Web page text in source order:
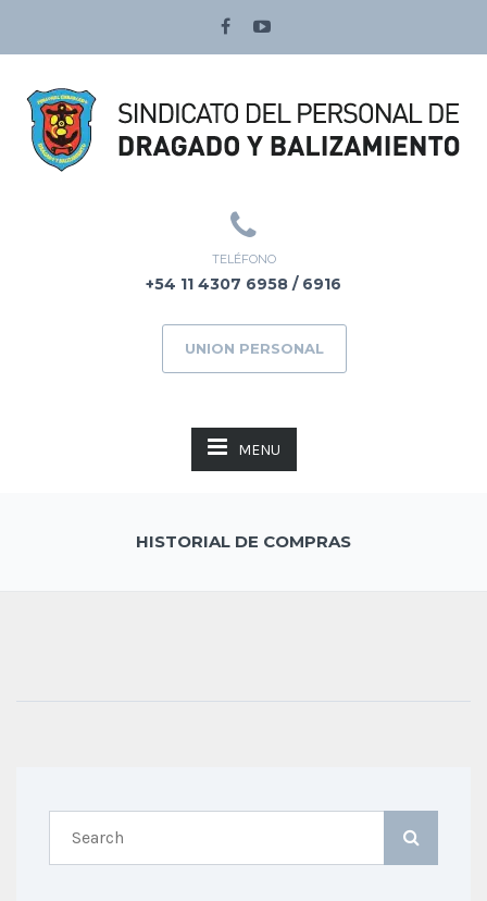
TELÉFONO
+54 11 4307 6958 / 6916
UNION PERSONAL
MENU
HISTORIAL DE COMPRAS